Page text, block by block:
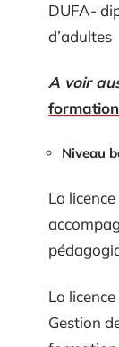
DUFA-
d’adultes
A voir
Niveau
La
La
Gestion